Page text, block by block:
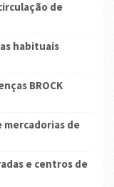
de
as habituais
BROCK
de
e centros de